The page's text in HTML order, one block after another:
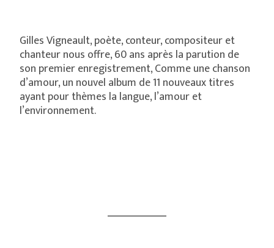
Gilles Vigneault, poète, conteur, compositeur et
chanteur nous offre, 60 ans après la parution de
son premier enregistrement, Comme une chanson
d’amour, un nouvel album de 11 nouveaux titres
ayant pour thèmes la langue, l’amour et
l’environnement.